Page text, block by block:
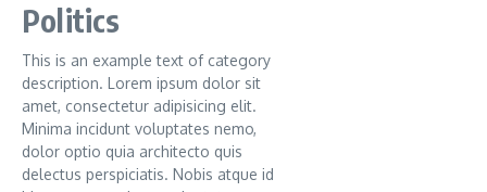
Politics
This is an example text of category
description. Lorem ipsum dolor sit
amet, consectetur adipisicing elit.
Minima incidunt voluptates nemo,
dolor optio quia architecto quis
delectus perspiciatis. Nobis atque id